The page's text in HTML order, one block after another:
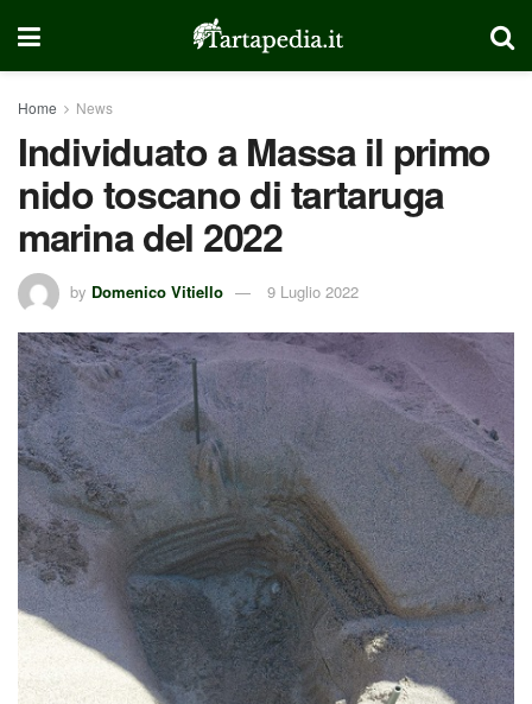
Home News
Individuato a Massa il primo
nido toscano di tartaruga
marina del 2022
by Domenico Vitiello 9 Luglio 2022